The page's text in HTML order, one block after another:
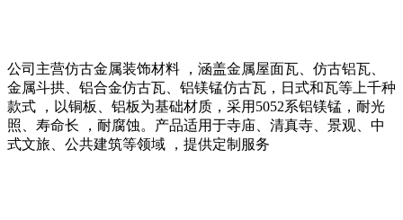
公司主营仿古金属装饰材料 ，涵盖金属屋面瓦、 仿古铝瓦、
金属斗拱、 铝合金仿古瓦、 铝镁锰仿古瓦， 日式和瓦等上千种
款式
，以铜板、铝板为基础材质，采用 5052系铝镁锰 ，耐光
照、寿命长
， 耐腐蚀。产品适用于寺庙、 清真寺、 景观、 中
式文旅、 公共建筑等领域 ，提供定制服务